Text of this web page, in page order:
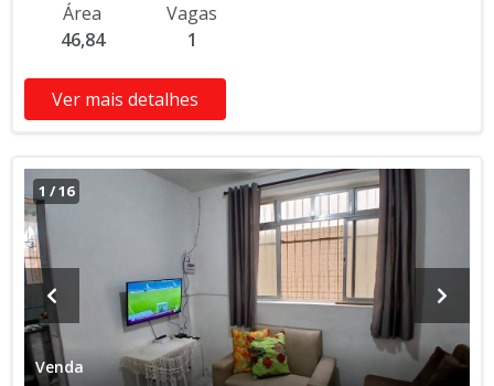
Área
46,84
Vagas
1
Ver mais detalhes
1 /16
Venda